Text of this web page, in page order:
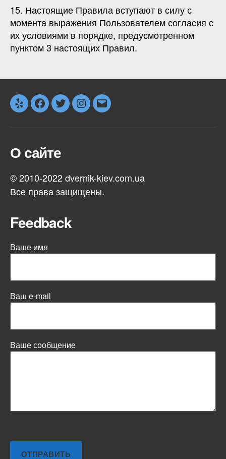
15. Настоящие Правила вступают в силу с
момента выражения Пользователем согласия с
их условиями в порядке, предусмотренном
пунктом 3 настоящих Правил.
Yelp Facebook
TwitterInstagram
Email
О сайте
© 2010-2022 dvernik-kiev.com.ua
Все права защищены.
Feedback
Ваше имя
Ваш e-mail
Ваше сообщение